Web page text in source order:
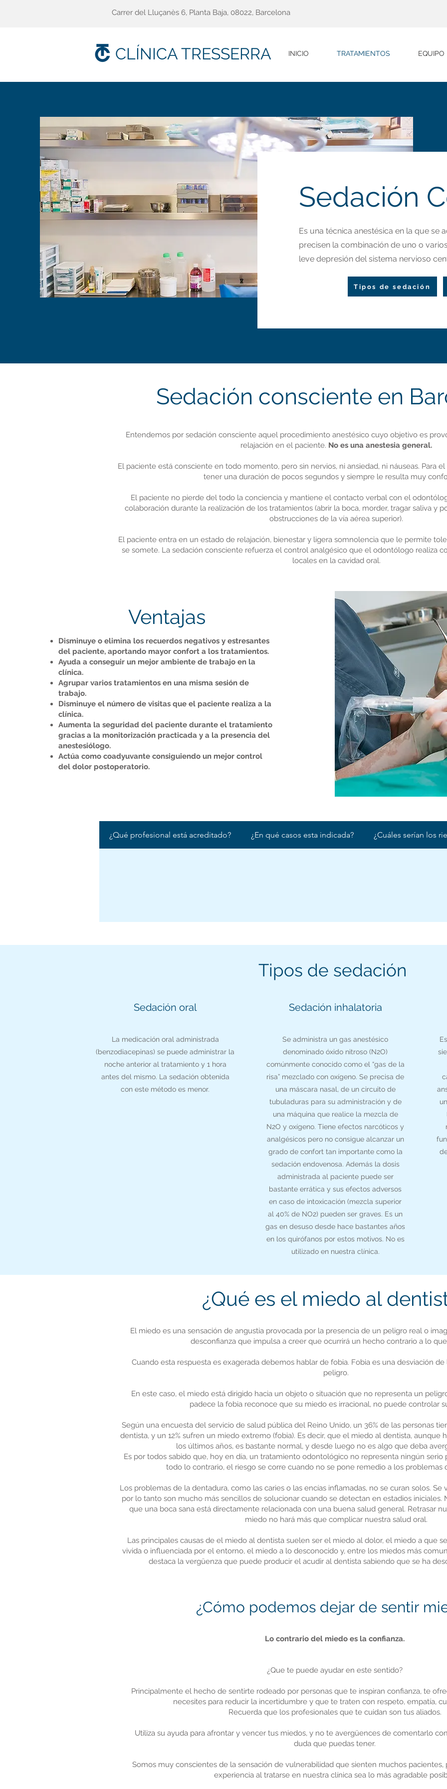
Carrer del Lluçanès 6, Planta Baja, 08022, Barcelona
CLÍNICA TRESSERRA INICIO TRATAMIENTOS EQUIPO
Sedación
Es una técnica anestésica en la que se
precisen la combinación de uno o
leve depresión del sistema nervioso
Tipos de sedación
Sedación consciente en
Entendemos por sedación consciente aquel procedimiento anestésico cuyo objetivo es
relajación en el paciente. No es una anestesia general.
El paciente está consciente en todo momento, pero sin nervios, ni ansiedad, ni náuseas. Para
tener una duración de pocos segundos y siempre le resulta muy
El paciente no pierde del todo la conciencia y mantiene el contacto verbal con el
colaboración durante la realización de los tratamientos (abrir la boca, morder, tragar saliva y
obstrucciones de la vía aérea superior).
El paciente entra en un estado de relajación, bienestar y ligera somnolencia que le permite
se somete. La sedación consciente refuerza el control analgésico que el odontólogo realiza
locales en la cavidad oral.
Ventajas
Disminuye o elimina los recuerdos negativos y estresantes
del paciente, aportando mayor confort a los tratamientos.
Ayuda a conseguir un mejor ambiente de trabajo en la
clínica.
Agrupar varios tratamientos en una misma sesión de
trabajo.
Disminuye el número de visitas que el paciente realiza a la
clínica.
Aumenta la seguridad del paciente durante el tratamiento
gracias a la monitorización practicada y a la presencia del
anestesiólogo.
Actúa como coadyuvante consiguiendo un mejor control
del dolor postoperatorio.
¿Qué profesional está acreditado? ¿En qué casos esta indicada? ¿Cuáles serían los
Tipos de sedación
Sedación oral
La medicación oral administrada
(benzodiacepinas) se puede administrar la
noche anterior al tratamiento y 1 hora
antes del mismo. La sedación obtenida
con este método es menor.
Sedación inhalatoria
Se administra un gas anestésico
denominado óxido nitroso (N2O)
comúnmente conocido como el “gas de la
risa” mezclado con oxígeno. Se precisa de
una máscara nasal, de un circuito de
tubuladuras para su administración y de
una máquina que realice la mezcla de
N2O y oxígeno. Tiene efectos narcóticos y
analgésicos pero no consigue alcanzar un
grado de confort tan importante como la
sedación endovenosa. Además la dosis
administrada al paciente puede ser
bastante errática y sus efectos adversos
en caso de intoxicación (mezcla superior
al 40% de NO2) pueden ser graves. Es un
gas en desuso desde hace bastantes años
en los quirófanos por estos motivos. No es
utilizado en nuestra clínica.
¿Qué es el miedo al
El miedo es una sensación de angustia provocada por la presencia de un peligro real o
desconfianza que impulsa a creer que ocurrirá un hecho contrario a lo
Cuando esta respuesta es exagerada debemos hablar de fobia. Fobia es una desviación
peligro.
En este caso, el miedo está dirigido hacia un objeto o situación que no representa un
padece la fobia reconoce que su miedo es irracional, no puede controlar
Según una encuesta del servicio de salud pública del Reino Unido, un 36% de las personas
dentista, y un 12% sufren un miedo extremo (fobia). Es decir, que el miedo al dentista, aunque
los últimos años, es bastante normal, y desde luego no es algo que deba
Es por todos sabido que, hoy en día, un tratamiento odontológico no representa ningún serio
todo lo contrario, el riesgo se corre cuando no se pone remedio a los problemas
Los problemas de la dentadura, como las caries o las encías inflamadas, no se curan solos.
por lo tanto son mucho más sencillos de solucionar cuando se detectan en estadios iniciales.
que una boca sana está directamente relacionada con una buena salud general. Retrasar
miedo no hará más que complicar nuestra salud oral.
Las principales causas de el miedo al dentista suelen ser el miedo al dolor, el miedo a que
vivida o influenciada por el entorno, el miedo a lo desconocido y, entre los miedos más
destaca la vergüenza que puede producir el acudir al dentista sabiendo que se ha
¿Cómo podemos dejar de sentir
Lo contrario del miedo es la confianza.
¿Que te puede ayudar en este sentido?
Principalmente el hecho de sentirte rodeado por personas que te inspiran confianza, te
necesites para reducir la incertidumbre y que te traten con respeto, empatía,
Recuerda que los profesionales que te cuidan son tus aliados.
Utiliza su ayuda para afrontar y vencer tus miedos, y no te avergüences de comentarlo
duda que puedas tener.
Somos muy conscientes de la sensación de vulnerabilidad que sienten muchos
experiencia al tratarse en nuestra clínica sea lo más agradable